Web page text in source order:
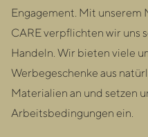
Engagement. Mit unserem
CARE verpflichten wir uns
Handeln. Wir bieten viele
Werbegeschenke aus
Materialien an und setzen
Arbeitsbedingungen ein.